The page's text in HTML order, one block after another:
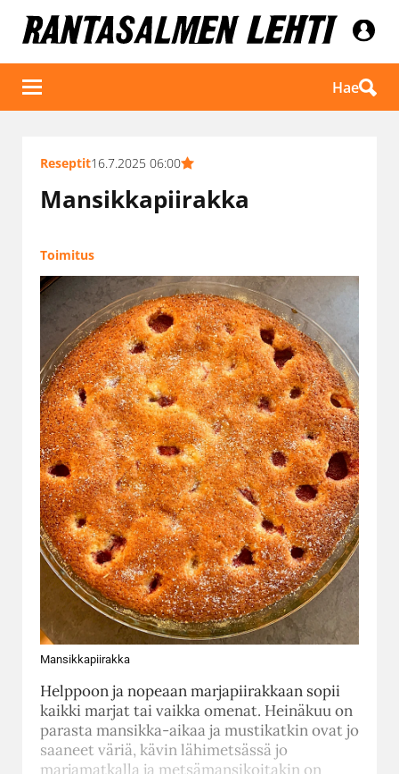
Hae
Reseptit16.7.2025 06:00
Mansikkapiirakka
Toimitus
Mansikkapiirakka
Helppoon ja nopeaan marjapiirakkaan sopii
kaikki marjat tai vaikka omenat. Heinäkuu on
parasta mansikka-aikaa ja mustikatkin ovat jo
saaneet väriä, kävin lähimetsässä jo
marjamatkalla ja metsämansikoitakin on